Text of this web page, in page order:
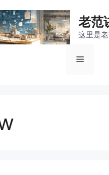
老范
这里是
菜